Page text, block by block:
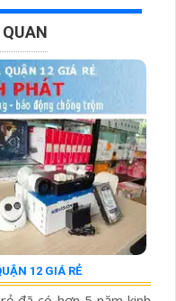
12 GIÁ RẺ